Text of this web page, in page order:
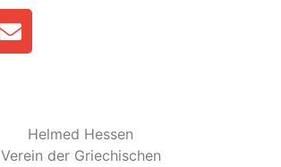
Helmed Hessen
Verein der Griechischen